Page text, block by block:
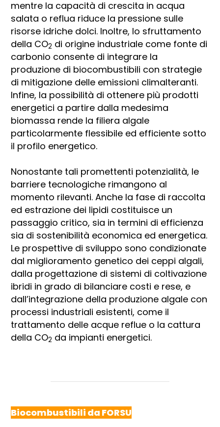
mentre la capacità di crescita in acqua
salata o reflua riduce la pressione sulle
risorse idriche dolci. Inoltre, lo sfruttamento
della CO2 di origine industriale come fonte di
carbonio consente di integrare la
produzione di biocombustibili con strategie
di mitigazione delle emissioni climalteranti.
Infine, la possibilità di ottenere più prodotti
energetici a partire dalla medesima
biomassa rende la filiera algale
particolarmente flessibile ed efficiente sotto
il profilo energetico.
Nonostante tali promettenti potenzialità, le
barriere tecnologiche rimangono al
momento rilevanti. Anche la fase di raccolta
ed estrazione dei lipidi costituisce un
passaggio critico, sia in termini di efficienza
sia di sostenibilità economica ed energetica.
Le prospettive di sviluppo sono condizionate
dal miglioramento genetico dei ceppi algali,
dalla progettazione di sistemi di coltivazione
ibridi in grado di bilanciare costi e rese, e
dall’integrazione della produzione algale con
processi industriali esistenti, come il
trattamento delle acque reflue o la cattura
della CO2 da impianti energetici.
Biocombustibili da FORSU